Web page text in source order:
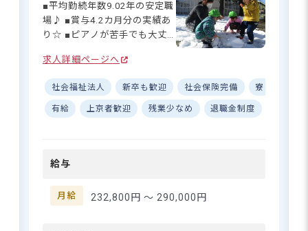
■平均勤続年数9.02年の安定職
場♪ ■賞与4.2カ月分の実績あ
り☆ ■ピアノが苦手でも大丈
6.37時間でプライベート充実
ーー【あなたらしさを大切
に。チームで創る保育の未
来】 私たちは「チームワー
だからこそ、お互いを尊重し
す。苦手なことは無理せず、得
意分野で輝ける環境です☆ 前
求人詳細ページへ
社会福祉法人 新卒も歓迎 社会保険完備 寮・住宅・
有給 上京者歓迎 残業少なめ 退職金制度
給与
月給 232,800円 〜 290,000円